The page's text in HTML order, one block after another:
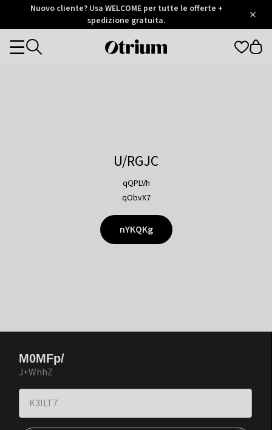
Otrium
Trustpilot
Nuovo cliente? Usa WELCOME per tutte le offerte +
spedizione gratuita.
Otrium
Categories
U/RGJC
qQPLVh
qObvX7
nYKQKg
M0MFp/
J+WhhZ